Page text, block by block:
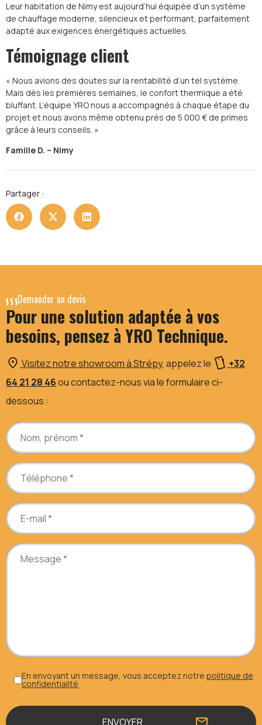
Leur habitation de Nimy est aujourd’hui équipée d’un système
de chauffage moderne, silencieux et performant, parfaitement
adapté aux exigences énergétiques actuelles.
Témoignage client
« Nous avions des doutes sur la rentabilité d’un tel système.
Mais dès les premières semaines, le confort thermique a été
bluffant. L’équipe YRO nous a accompagnés à chaque étape du
projet et nous avons même obtenu près de 5 000 € de primes
grâce à leurs conseils. »
Famille D. – Nimy
Partager :
Demander un devis
Pour une solution adaptée à vos
besoins, pensez à YRO Technique.
Visitez notre showroom à Strépy, appelez le
+32
64 21 28 46ou contactez-nous via le formulaire ci-
dessous :
En envoyant un message, vous acceptez notre politique de
confidentialité.